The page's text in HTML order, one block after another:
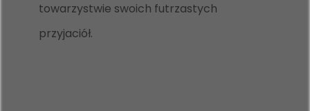
towarzystwie swoich futrzastych
przyjaciół.